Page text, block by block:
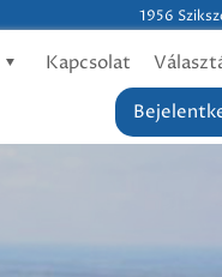
1956
Kapcsolat